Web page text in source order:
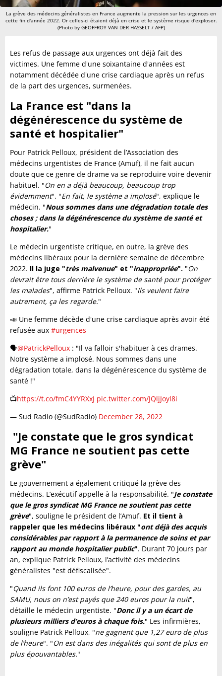
La grève des médecins généralistes en France augmente la pression sur les urgences en
cette fin d'année 2022. Or celles-ci étaient déjà en crise et le système risque d'exploser.
(Photo by GEOFFROY VAN DER HASSELT / AFP)
Les refus de passage aux urgences ont déjà fait des
victimes. Une femme d'une soixantaine d'années est
notamment décédée d'une crise cardiaque après un refus
de la part des urgences, surmenées.
La France est "dans la
dégénérescence du système de
santé et hospitalier"
Pour Patrick Pelloux, président de l’Association des
médecins urgentistes de France (Amuf), il ne fait aucun
doute que ce genre de drame va se reproduire voire devenir
habituel. "On en a déjà beaucoup, beaucoup trop
évidemment". "En fait, le système a implosé", explique le
médecin. "Nous sommes dans une dégradation totale des
choses ; dans la dégénérescence du système de santé et
hospitalier."
Le médecin urgentiste critique, en outre, la grève des
médecins libéraux pour la dernière semaine de décembre
2022. Il la juge "très malvenue" et "inappropriée". "On
devrait être tous derrière le système de santé pour protéger
les malades", affirme Patrick Pelloux. "Ils veulent faire
autrement, ça les regarde."
📣 Une femme décède d'une crise cardiaque après avoir été
refusée aux #urgences
🗣️@PatrickPelloux : "Il va falloir s'habituer à ces drames.
Notre système a implosé. Nous sommes dans une
dégradation totale, dans la dégénérescence du système de
santé !"
📺https://t.co/fmC4YYRXxJ pic.twitter.com/JQljJoyl8i
— Sud Radio (@SudRadio) December 28, 2022
"Je constate que le gros syndicat
MG France ne soutient pas cette
grève"
Le gouvernement a également critiqué la grève des
médecins. L’exécutif appelle à la responsabilité. "Je constate
que le gros syndicat MG France ne soutient pas cette
grève", souligne le président de l’Amuf. Et il tient à
rappeler que les médecins libéraux "ont déjà des acquis
considérables par rapport à la permanence de soins et par
rapport au monde hospitalier public". Durant 70 jours par
an, explique Patrick Pelloux, l’activité des médecins
généralistes "est défiscalisée".
"Quand ils font 100 euros de l’heure, pour des gardes, au
SAMU, nous on n’est payés que 240 euros pour la nuit",
détaille le médecin urgentiste. "Donc il y a un écart de
plusieurs milliers d’euros à chaque fois." Les infirmières,
souligne Patrick Pelloux, "ne gagnent que 1,27 euro de plus
de l’heure". "On est dans des inégalités qui sont de plus en
plus épouvantables."